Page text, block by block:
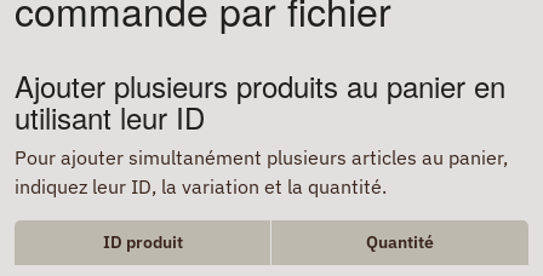
Ajouter plusieurs produits au panier en
utilisant leur ID
Pour ajouter simultanément plusieurs articles au panier,
indiquez leur ID, la variation et la quantité.
ID produit Quantité